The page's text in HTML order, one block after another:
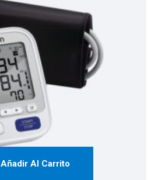
Añadir Al Carrito